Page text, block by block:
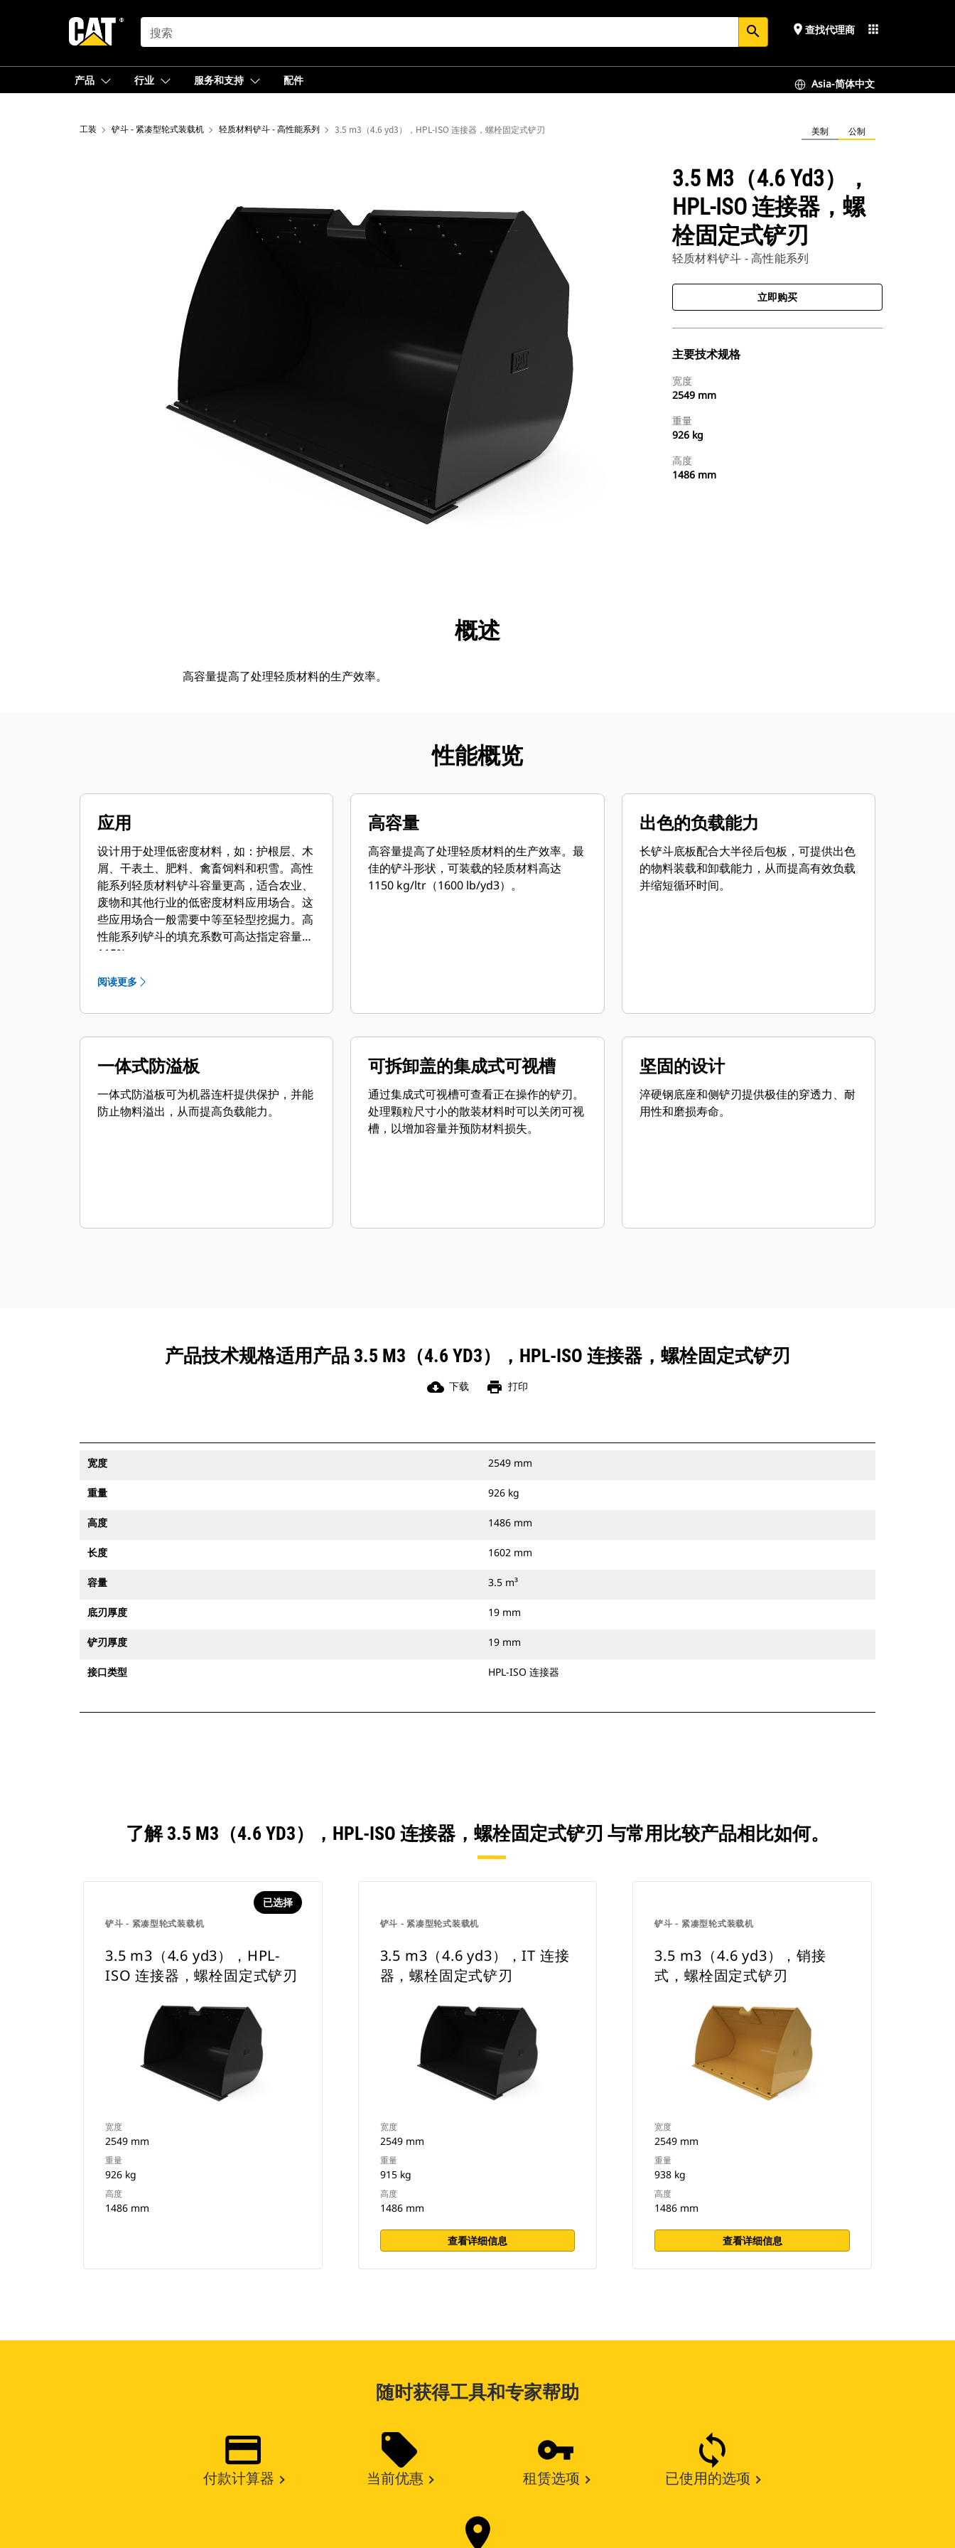
SEARCH search place 查找代理商 apps
产品 行业 服务和支持 配件 Asia-简体中文
工装 铲斗 - 紧凑型轮式装载机 轻质材料铲斗 - 高性能系列 3.5 m3（4.6 yd3），HPL-ISO 连接器，螺栓固定式铲刃 美制 公制
3.5 M3（4.6 Yd3），
HPL-ISO 连接器，螺
栓固定式铲刃
轻质材料铲斗 - 高性能系列
立即购买
主要技术规格
宽度
2549 mm
重量
926 kg
高度
1486 mm
展示
概述
高容量提高了处理轻质材料的生产效率。
性能概览
应用
设计用于处理低密度材料，如：护根层、木
屑、干表土、肥料、禽畜饲料和积雪。高性
能系列轻质材料铲斗容量更高，适合农业、
废物和其他行业的低密度材料应用场合。这
些应用场合一般需要中等至轻型挖掘力。高
性能系列铲斗的填充系数可高达指定容量的
115%。
阅读更多
高容量
高容量提高了处理轻质材料的生产效率。最
佳的铲斗形状，可装载的轻质材料高达
1150 kg/ltr（1600 lb/yd3）。
出色的负载能力
长铲斗底板配合大半径后包板，可提供出色
的物料装载和卸载能力，从而提高有效负载
并缩短循环时间。
一体式防溢板
一体式防溢板可为机器连杆提供保护，并能
防止物料溢出，从而提高负载能力。
可拆卸盖的集成式可视槽
通过集成式可视槽可查看正在操作的铲刃。
处理颗粒尺寸小的散装材料时可以关闭可视
槽，以增加容量并预防材料损失。
坚固的设计
淬硬钢底座和侧铲刃提供极佳的穿透力、耐
用性和磨损寿命。
产品技术规格适用产品 3.5 M3（4.6 YD3），HPL-ISO 连接器，螺栓固定式铲刃
cloud_download 下载 print 打印
宽度 2549 mm
重量 926 kg
高度 1486 mm
长度 1602 mm
容量 3.5 m³
底刃厚度 19 mm
铲刃厚度 19 mm
接口类型 HPL-ISO 连接器
了解 3.5 M3（4.6 YD3），HPL-ISO 连接器，螺栓固定式铲刃 与常用比较产品相比如何。
铲斗 - 紧凑型轮式装载机
已选择
3.5 m3（4.6 yd3），HPL-
ISO 连接器，螺栓固定式铲刃
宽度
2549 mm
重量
926 kg
高度
1486 mm
铲斗 - 紧凑型轮式装载机
3.5 m3（4.6 yd3），IT 连接
器，螺栓固定式铲刃
宽度
2549 mm
重量
915 kg
高度
1486 mm
查看详细信息
铲斗 - 紧凑型轮式装载机
3.5 m3（4.6 yd3），销接
式，螺栓固定式铲刃
宽度
2549 mm
重量
938 kg
高度
1486 mm
查看详细信息
随时获得工具和专家帮助
付款计算器 当前优惠 租赁选项 已使用的选项